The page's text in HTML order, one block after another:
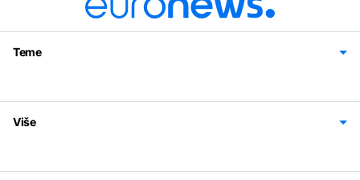
Teme
Svijet
Sport
Magazin
Više
Politika privatnosti
Uslovi korišćenja